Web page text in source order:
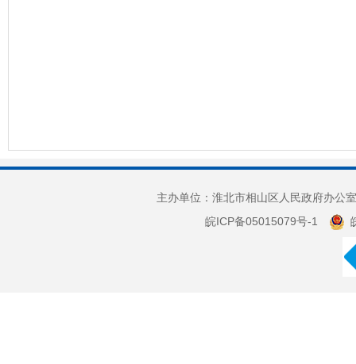
主办单位：淮北市相山区人民政府办
皖ICP备05015079号-1